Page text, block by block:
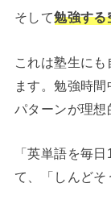
そして勉強する
これは塾生に
ます。勉強時
パターンが理
「英単語を毎
て、「しんど